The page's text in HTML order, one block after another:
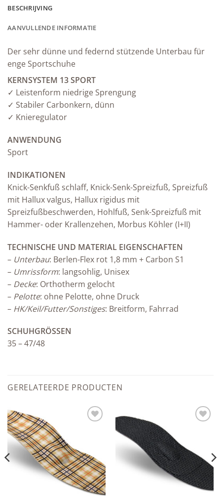
BESCHRIJVING
AANVULLENDE INFORMATIE
Der sehr dünne und federnd stützende Unterbau für
enge Sportschuhe
KERNSYSTEM 13 SPORT
✓ Leistenform niedrige Sprengung
✓ Stabiler Carbonkern, dünn
✓ Knieregulator
ANWENDUNG
Sport
INDIKATIONEN
Knick-Senkfuß schlaff, Knick-Senk-Spreizfuß, Spreizfuß
mit Hallux valgus, Hallux rigidus mit
Spreizfußbeschwerden, Hohlfuß, Senk-Spreizfuß mit
Hammer- oder Krallenzehen, Morbus Köhler (I+II)
TECHNISCHE UND MATERIAL EIGENSCHAFTEN
– Unterbau: Berlen-Flex rot 1,8 mm + Carbon S1
– Umrissform: langsohlig, Unisex
– Decke: Orthotherm gelocht
– Pelotte: ohne Pelotte, ohne Druck
– HK/Keil/Futter/Sonstiges: Breitform, Fahrrad
SCHUHGRÖSSEN
35 – 47/48
GERELATEERDE PRODUCTEN